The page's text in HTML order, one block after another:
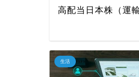
高配当日本株（運
生活